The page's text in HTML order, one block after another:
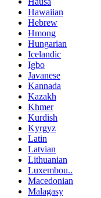
Hawaiian
Hebrew
Hmong
Hungarian
Icelandic
Igbo
Javanese
Kannada
Kazakh
Khmer
Kurdish
Kyrgyz
Latin
Latvian
Lithuanian
Luxembou..
Macedonian
Malagasy